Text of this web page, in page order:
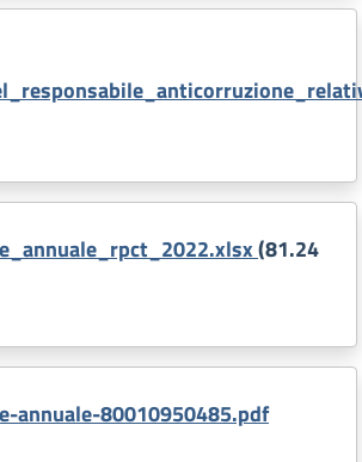
(81.24
annuale-80010950485.pdf